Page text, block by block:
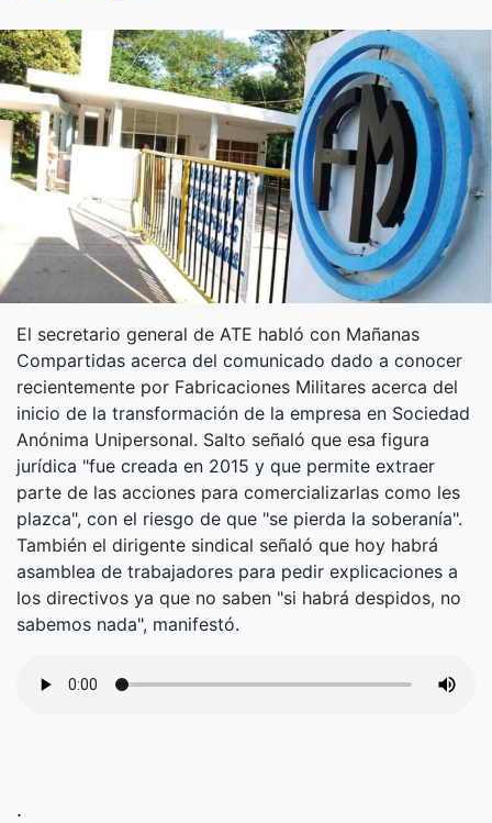
El secretario general de ATE habló con Mañanas
Compartidas acerca del comunicado dado a conocer
recientemente por Fabricaciones Militares acerca del
inicio de la transformación de la empresa en Sociedad
Anónima Unipersonal. Salto señaló que esa figura
jurídica "fue creada en 2015 y que permite extraer
parte de las acciones para comercializarlas como les
plazca", con el riesgo de que "se pierda la soberanía".
También el dirigente sindical señaló que hoy habrá
asamblea de trabajadores para pedir explicaciones a
los directivos ya que no saben "si habrá despidos, no
sabemos nada", manifestó.
.